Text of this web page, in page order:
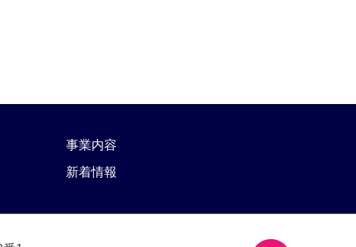
事業内容
新着情報